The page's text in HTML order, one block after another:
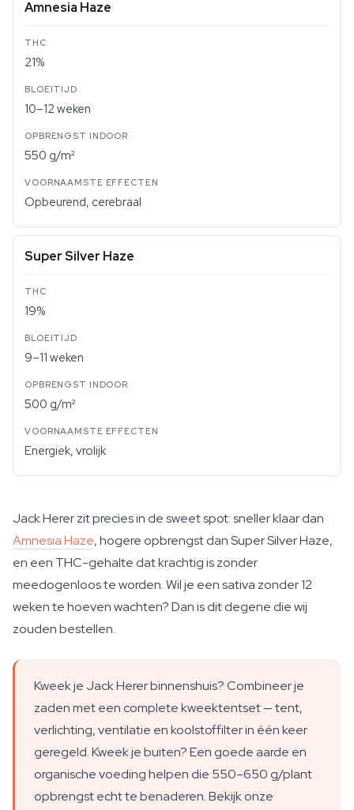
Amnesia Haze
21%
10–12 weken
550 g/m²
Opbeurend, cerebraal
Super Silver Haze
19%
9–11 weken
500 g/m²
Energiek, vrolijk
Jack Herer zit precies in de sweet spot: sneller klaar dan
Amnesia Haze, hogere opbrengst dan Super Silver Haze,
en een THC-gehalte dat krachtig is zonder
meedogenloos te worden. Wil je een sativa zonder 12
weken te hoeven wachten? Dan is dit degene die wij
zouden bestellen.
Kweek je Jack Herer binnenshuis? Combineer je
zaden met een complete kweektentset — tent,
verlichting, ventilatie en koolstoffilter in één keer
geregeld. Kweek je buiten? Een goede aarde en
organische voeding helpen die 550–650 g/plant
opbrengst echt te benaderen. Bekijk onze